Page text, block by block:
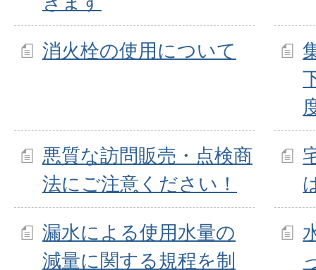
消火栓の使用について
悪質な訪問販売・点検商
法にご注意ください！
漏水による使用水量の
減量に関する規程を制